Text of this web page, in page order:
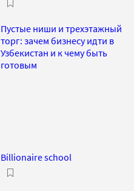
Пустые ниши и трехэтажный
торг: зачем бизнесу идти в
Узбекистан и к чему быть
готовым
Billionaire school